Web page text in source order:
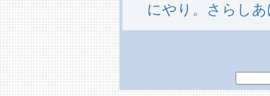
にやり。さらし